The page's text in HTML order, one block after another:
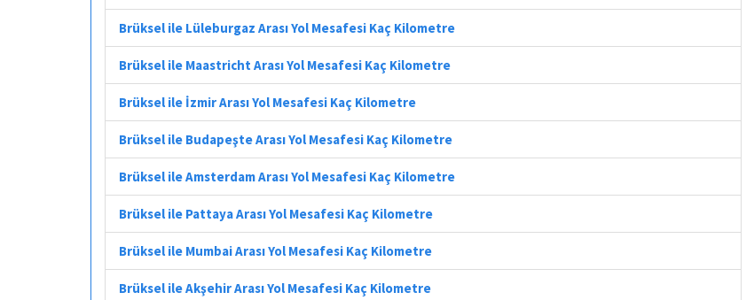
Brüksel ile Lüleburgaz Arası Yol Mesafesi Kaç Kilometre
Brüksel ile Maastricht Arası Yol Mesafesi Kaç Kilometre
Brüksel ile İzmir Arası Yol Mesafesi Kaç Kilometre
Brüksel ile Budapeşte Arası Yol Mesafesi Kaç Kilometre
Brüksel ile Amsterdam Arası Yol Mesafesi Kaç Kilometre
Brüksel ile Pattaya Arası Yol Mesafesi Kaç Kilometre
Brüksel ile Mumbai Arası Yol Mesafesi Kaç Kilometre
Brüksel ile Akşehir Arası Yol Mesafesi Kaç Kilometre